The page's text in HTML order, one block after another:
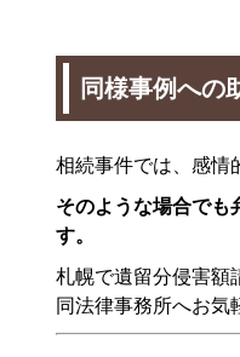
同様事例への
相続事件では、感情
そのような場合でも
す。
札幌で遺留分侵害額
同法律事務所へお気